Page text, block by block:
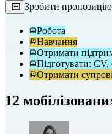
Зробити
Робота
Навчання
Отримати
Підготувати: CV,
Отримати
12